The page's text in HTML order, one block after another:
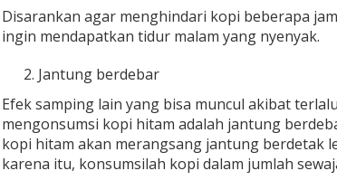
Disarankan agar menghindari kopi beberapa
ingin mendapatkan tidur malam yang nyenyak.
Jantung berdebar
Efek samping lain yang bisa muncul akibat
mengonsumsi kopi hitam adalah jantung
kopi hitam akan merangsang jantung berdetak
karena itu, konsumsilah kopi dalam jumlah